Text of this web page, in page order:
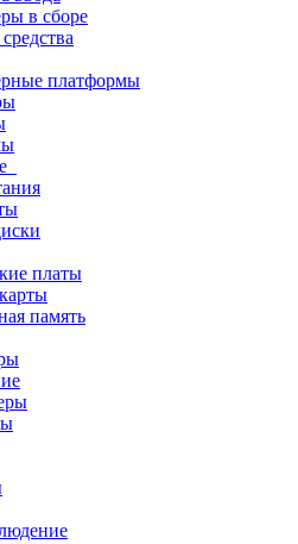
в сборе
платформы
платы
память